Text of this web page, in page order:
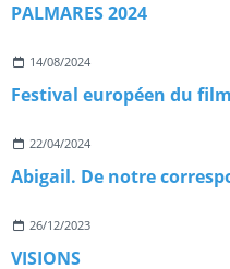
PALMARES 2024
14/08/2024
Festival européen du
22/04/2024
26/12/2023
VISIONS